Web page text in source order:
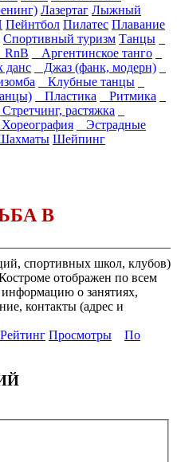
Лазертаг Лыжный
Пейнтбол Пилатес Плавание
Спортивный туризм Танцы
RnB
Аргентинское танго
данс
Джаз (фанк, модерн)
Клубные танцы
Пластика
Ритмика
Стретчинг, растяжка
Эстрадные
Шейпинг
В
спортивных школ, клубов)
отображен по всем
о занятиях,
контакты (адрес и
Рейтинг Просмотры
По